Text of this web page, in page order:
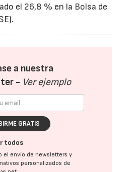
el 26,8 % en la Bolsa de
a nuestra
- Ver ejemplo
GRATIS
todos
el envío de newsletters y
personalizados de